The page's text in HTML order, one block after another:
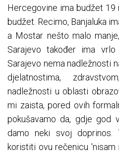
Hercegovine ima budžet 19
budžet. Recimo, Banjaluka
a Mostar nešto malo
Sarajevo također ima vrlo
Sarajevo nema nadležnosti
djelatnostima,
nadležnosti u oblasti
mi zaista, pored ovih
pokušavamo da, gdje god
damo neki svoj doprinos.
koristiti ovu rečenicu 'nisam